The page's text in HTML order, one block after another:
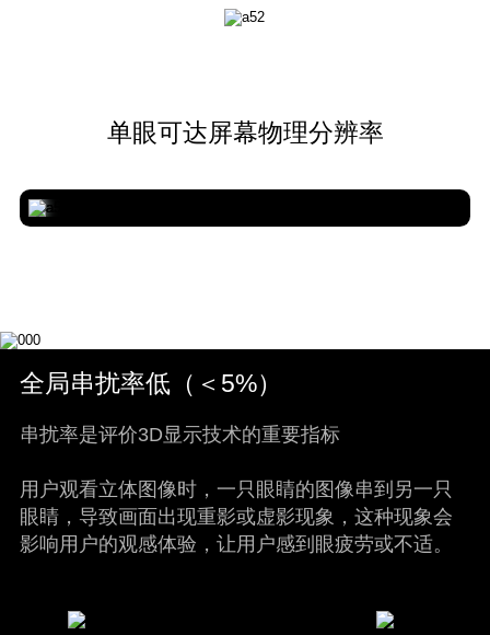
单眼可达屏幕物理分辨率
全局串扰率低（＜5%）
串扰率是评价3D显示技术的重要指标
用户观看立体图像时，一只眼睛的图像串到另一只
眼睛，导致画面出现重影或虚影现象，这种现象会
影响用户的观感体验，让用户感到眼疲劳或不适。